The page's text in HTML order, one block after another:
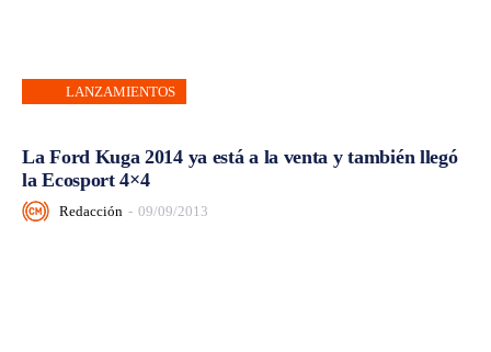
LANZAMIENTOS
La Ford Kuga 2014 ya está a la venta y también llegó
la Ecosport 4×4
Redacción - 09/09/2013